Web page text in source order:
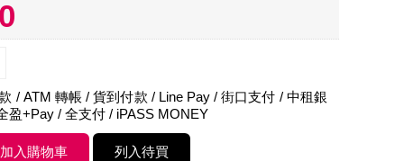
/ ATM 轉帳 / 貨到付款 / Line Pay / 街口支付 / 中租銀
盈+Pay / 全支付 / iPASS MONEY